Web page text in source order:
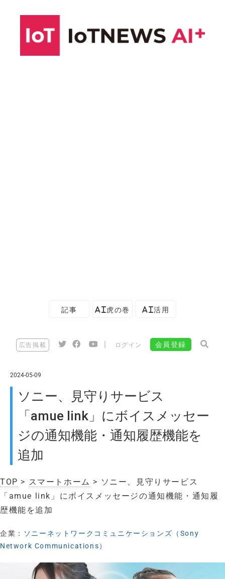
記事 AI虎の巻 AI活用
広告掲載 ログイン 会員登録
2024-05-09
ソニー、見守りサービス
「amue link」にボイスメッセー
ジの通知機能・通知履歴機能を
追加
TOP > スマートホーム > ソニー、見守りサービス
「amue link」にボイスメッセージの通知機能・通知履
歴機能を追加
企業：
ソニーネットワークコミュニケーションズ（Sony
Network Communications）